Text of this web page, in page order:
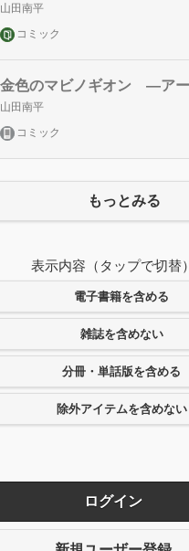
山田南平
コミック
山田南平
コミック
もっとみる
表示内容（タップで切替）
電子書籍を含める
雑誌を含めない
分冊・単話版を含める
除外アイテムを含めない
ログイン